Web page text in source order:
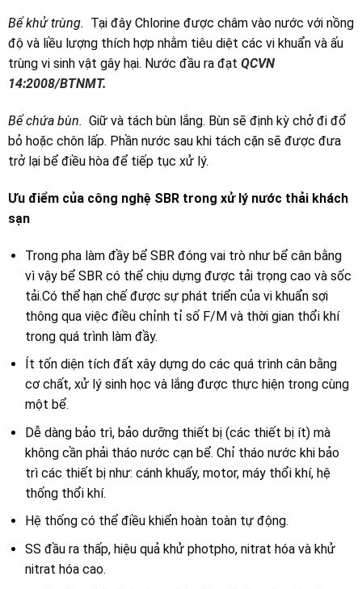
Bể khử trùng. Tại đây Chlorine được châm vào nước với nồng
độ và liều lượng thích hợp nhằm tiêu diệt các vi khuẩn và ấu
trùng vi sinh vật gây hại. Nước đầu ra đạt QCVN
14:2008/BTNMT.
Bể chứa bùn. Giữ và tách bùn lắng. Bùn sẽ định kỳ chở đi đổ
bỏ hoặc chôn lấp. Phần nước sau khi tách cặn sẽ được đưa
trở lại bể điều hòa để tiếp tục xử lý.
Ưu điểm của công nghệ SBR trong xử lý nước thải khách
sạn
Trong pha làm đầy bể SBR đóng vai trò như bể cân bằng
vì vậy bể SBR có thể chịu dựng được tải trọng cao và sốc
tải.Có thể hạn chế được sự phát triển của vi khuẩn sợi
thông qua việc điều chỉnh tỉ số F/M và thời gian thổi khí
trong quá trình làm đầy.
Ít tốn diện tích đất xây dựng do các quá trình cân bằng
cơ chất, xử lý sinh học và lắng được thực hiện trong cùng
một bể.
Dễ dàng bảo trì, bảo dưỡng thiết bị (các thiết bị ít) mà
không cần phải tháo nước cạn bể. Chỉ tháo nước khi bảo
trì các thiết bị như: cánh khuấy, motor, máy thổi khí, hệ
thống thổi khí.
Hệ thống có thể điều khiển hoàn toàn tự động.
SS đầu ra thấp, hiệu quả khử photpho, nitrat hóa và khử
nitrat hóa cao.